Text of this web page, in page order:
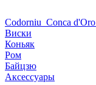
Codorniu Conca d'Oro
Виски
Коньяк
Ром
Байцзю
Аксессуары